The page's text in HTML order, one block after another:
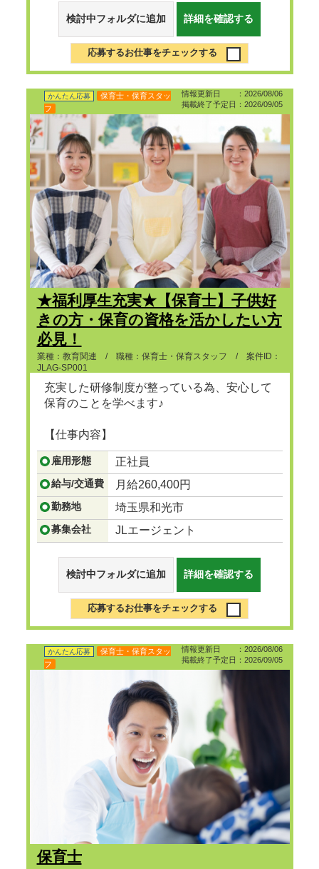
検討中フォルダに追加 詳細を確認する
応募するお仕事をチェックする
情報更新日 ：2026/08/06
掲載終了予定日：2026/09/05
かんたん応募
保育士・保育スタッ
フ
★福利厚生充実★【保育士】子供好
きの方・保育の資格を活かしたい方
必見！
業種：教育関連 / 職種：保育士・保育スタッフ / 案件ID：
JLAG-SP001
充実した研修制度が整っている為、安心して
保育のことを学べます♪
【仕事内容】
...つづきを見る
雇用形態 正社員
給与/交通費 月給260,400円
勤務地 埼玉県和光市
募集会社 JLエージェント
検討中フォルダに追加 詳細を確認する
応募するお仕事をチェックする
情報更新日 ：2026/08/06
掲載終了予定日：2026/09/05
かんたん応募
保育士・保育スタッ
フ
保育士